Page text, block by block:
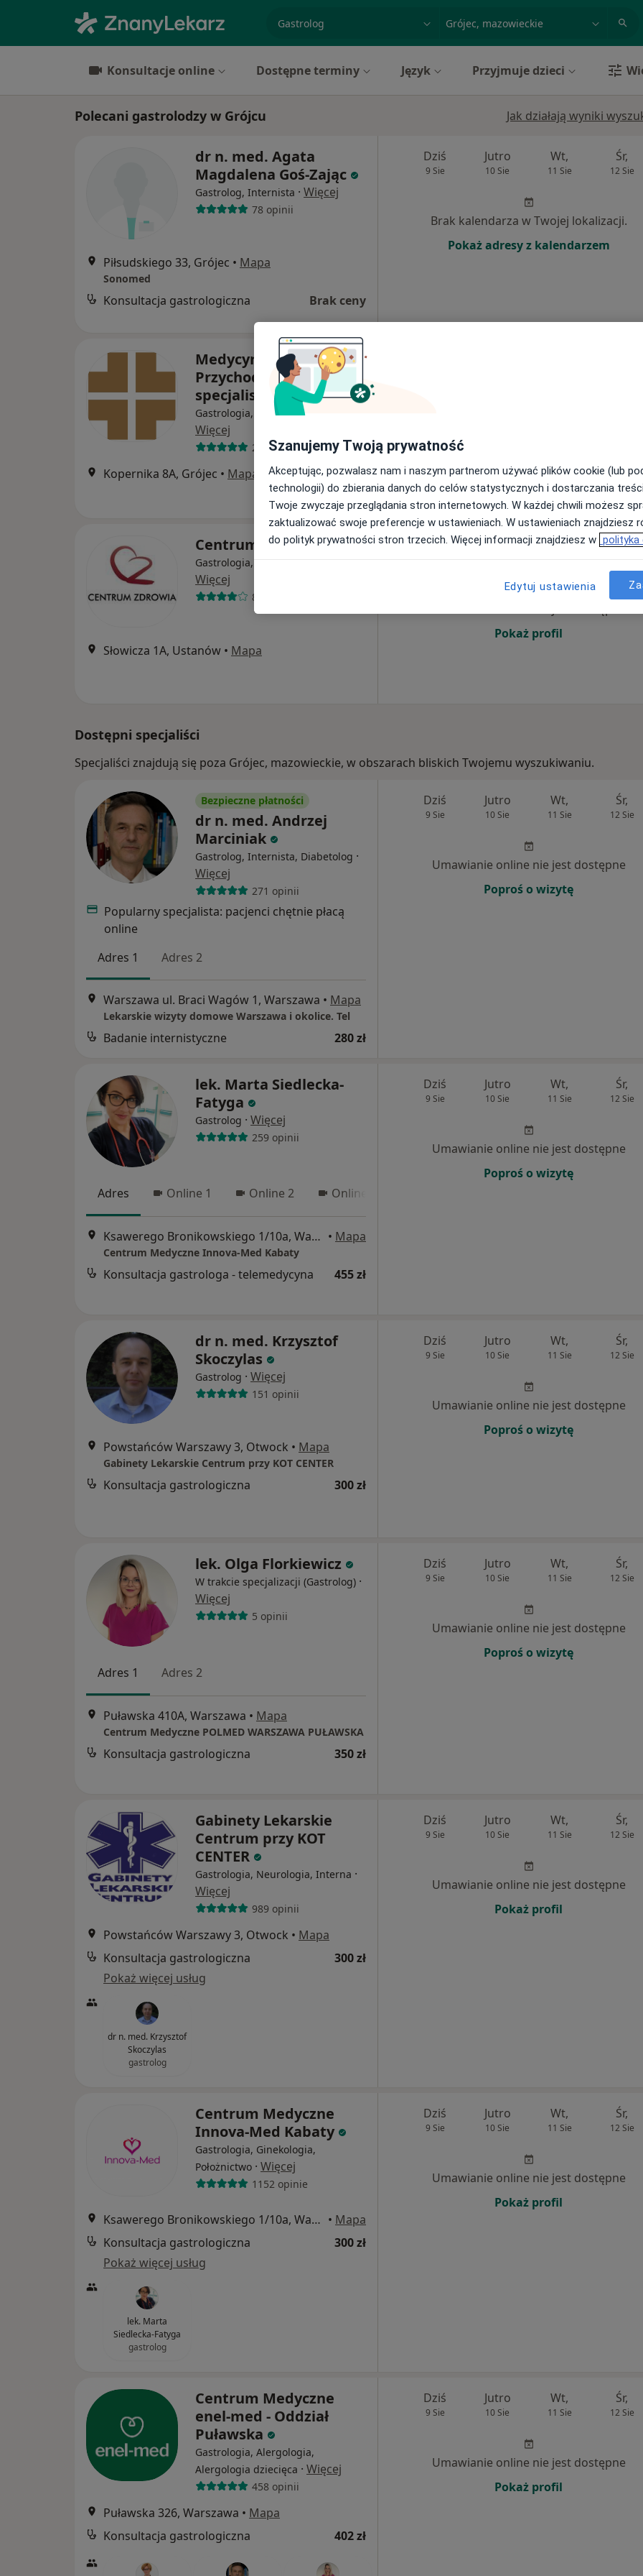
specjalizacja, badanie lub nazwiskomiasto lub dzielnica
Konsultacje online Dostępne terminy Język Przyjmuje dzieci
Polecani gastrolodzy w Grójcu Jak działają wyniki
dr n. med. Agata
Magdalena Goś-Zając
Gastrolog, Internista · Więcej
78 opinii
Piłsudskiego 33, Grójec • Mapa
Sonomed
Konsultacja gastrologiczna Brak ceny
Dziś
9 Sie
Jutro
10 Sie
Wt,
11 Sie
Śr,
12 Sie
Brak kalendarza w Twojej lokalizacji.
Pokaż adresy z kalendarzem
Medycyna Analizy.
Przychodnia
specjalistyczna
Gastrologia, Ortopedia, Chirurgia
Więcej
26 opinii
Kopernika 8A, Grójec • Mapa
Centrum Zdrowia
Gastrologia, Chirurgia, Interna
Więcej
81 opinii
Słowicza 1A, Ustanów • Mapa
Dziś Jutro Wt, Śr,
Pokaż profil
Dostępni specjaliści
Specjaliści znajdują się poza Grójec, mazowieckie, w obszarach bliskich Twojemu wyszukiwaniu.
Bezpieczne płatności
dr n. med. Andrzej
Marciniak
Gastrolog, Internista, Diabetolog ·
Więcej
271 opinii
Popularny specjalista: pacjenci chętnie płacą
online
Adres 1
Adres 2
Warszawa ul. Braci Wagów 1, Warszawa • Mapa
Lekarskie wizyty domowe Warszawa i okolice. Tel
Badanie internistyczne 280 zł
Dziś
9 Sie
Jutro
10 Sie
Wt,
11 Sie
Śr,
12 Sie
Umawianie online nie jest dostępne
Poproś o wizytę
lek. Marta Siedlecka-
Fatyga
Gastrolog · Więcej
259 opinii
Adres Online 1 Online 2 Online 3
Ksawerego Bronikowskiego 1/10a, Warszawa • Mapa
Centrum Medyczne Innova-Med Kabaty
Konsultacja gastrologa - telemedycyna 455 zł
Dziś
9 Sie
Jutro
10 Sie
Wt,
11 Sie
Śr,
12 Sie
Umawianie online nie jest dostępne
Poproś o wizytę
dr n. med. Krzysztof
Skoczylas
Gastrolog · Więcej
151 opinii
Powstańców Warszawy 3, Otwock • Mapa
Gabinety Lekarskie Centrum przy KOT CENTER
Konsultacja gastrologiczna 300 zł
Dziś
9 Sie
Jutro
10 Sie
Wt,
11 Sie
Śr,
12 Sie
Umawianie online nie jest dostępne
Poproś o wizytę
lek. Olga Florkiewicz
W trakcie specjalizacji (Gastrolog) ·
Więcej
5 opinii
Adres 1 Adres 2
Puławska 410A, Warszawa • Mapa
Centrum Medyczne POLMED WARSZAWA PUŁAWSKA
Konsultacja gastrologiczna 350 zł
Dziś
9 Sie
Jutro
10 Sie
Wt,
11 Sie
Śr,
12 Sie
Umawianie online nie jest dostępne
Poproś o wizytę
Gabinety Lekarskie
Centrum przy KOT
CENTER
Gastrologia, Neurologia, Interna ·
Więcej
989 opinii
Powstańców Warszawy 3, Otwock • Mapa
Konsultacja gastrologiczna
300 zł
Pokaż więcej usług
dr n. med. Krzysztof
Skoczylas
gastrolog
Dziś
9 Sie
Jutro
10 Sie
Wt,
11 Sie
Śr,
12 Sie
Umawianie online nie jest dostępne
Pokaż profil
Centrum Medyczne
Innova-Med Kabaty
Gastrologia, Ginekologia,
Położnictwo · Więcej
1152 opinie
Ksawerego Bronikowskiego 1/10a, Warszawa • Mapa
Konsultacja gastrologiczna
300 zł
Pokaż więcej usług
lek. Marta
Siedlecka-Fatyga
gastrolog
Dziś
9 Sie
Jutro
10 Sie
Wt,
11 Sie
Śr,
12 Sie
Umawianie online nie jest dostępne
Pokaż profil
Centrum Medyczne
enel-med - Oddział
Puławska
Gastrologia, Alergologia,
Alergologia dziecięca · Więcej
458 opinii
Puławska 326, Warszawa • Mapa
Konsultacja gastrologiczna
402 zł
Dziś
9 Sie
Jutro
10 Sie
Wt,
11 Sie
Śr,
12 Sie
Umawianie online nie jest dostępne
Pokaż profil
Szanujemy Twoją prywatność
Akceptując, pozwalasz nam i naszym partnerom używać plików cookie (lub
technologii) do zbierania danych do celów statystycznych i dostarczania
Twoje zwyczaje przeglądania stron internetowych. W każdej chwili możesz
zaktualizować swoje preferencje w ustawieniach. W ustawieniach znajdziesz
do polityk prywatności stron trzecich. Więcej informacji znajdziesz w polityka
Edytuj ustawienia